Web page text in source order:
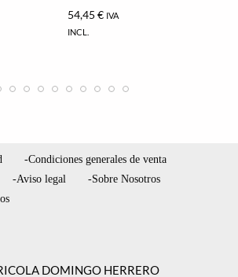
54,45€ IVA
INCL.
-Condiciones generales de venta
-Aviso legal
-Sobre Nosotros
DOMINGO HERRERO